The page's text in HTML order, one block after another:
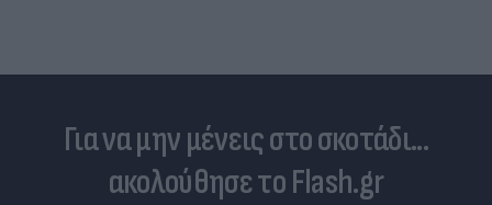
Για να μην μένεις στο σκοτάδι...
ακολούθησε το Flash.gr